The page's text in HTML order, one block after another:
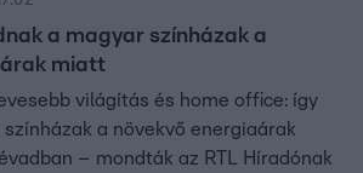
a magyar színházak a
miatt
világítás és home office: így
a növekvő energiaárak
– mondták az RTL Híradónak